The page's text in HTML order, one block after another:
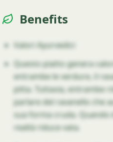
Benefits
Valori Ayurvedici
Questo piatto genera
entrambe le verdure, il
pitta. Tuttavia, entrambe
parlare del ravanello che
sua forma cruda. Quando
realtà riduce vata.